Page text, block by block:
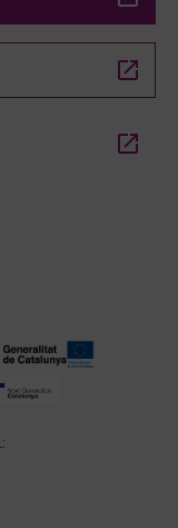
VENTANA